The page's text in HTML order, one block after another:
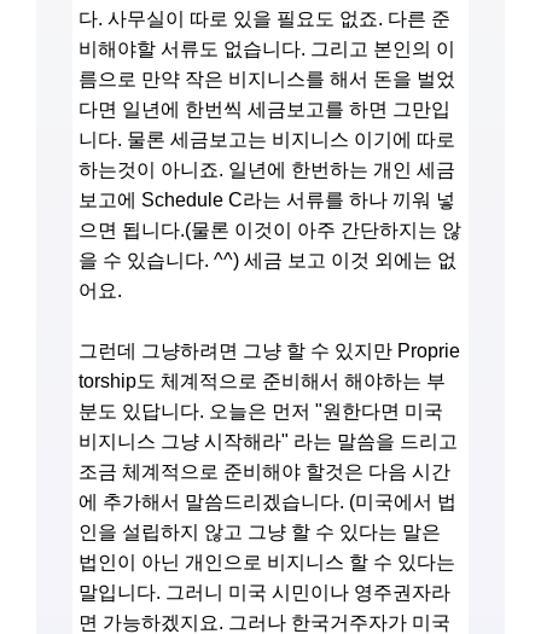
다. 사무실이 따로 있을 필요도 없죠. 다른 준
비해야할 서류도 없습니다. 그리고 본인의 이
름으로 만약 작은 비지니스를 해서 돈을 벌었
다면 일년에 한번씩 세금보고를 하면 그만입
니다. 물론 세금보고는 비지니스 이기에 따로
하는것이 아니죠. 일년에 한번하는 개인 세금
보고에 Schedule C라는 서류를 하나 끼워 넣
으면 됩니다.(물론 이것이 아주 간단하지는 않
을 수 있습니다. ^^) 세금 보고 이것 외에는 없
어요.
그런데 그냥하려면 그냥 할 수 있지만 Proprie
torship도 체계적으로 준비해서 해야하는 부
분도 있답니다. 오늘은 먼저 "원한다면 미국
비지니스 그냥 시작해라" 라는 말씀을 드리고
조금 체계적으로 준비해야 할것은 다음 시간
에 추가해서 말씀드리겠습니다. (미국에서 법
인을 설립하지 않고 그냥 할 수 있다는 말은
법인이 아닌 개인으로 비지니스 할 수 있다는
말입니다. 그러니 미국 시민이나 영주권자라
면 가능하겠지요. 그러나 한국거주자가 미국